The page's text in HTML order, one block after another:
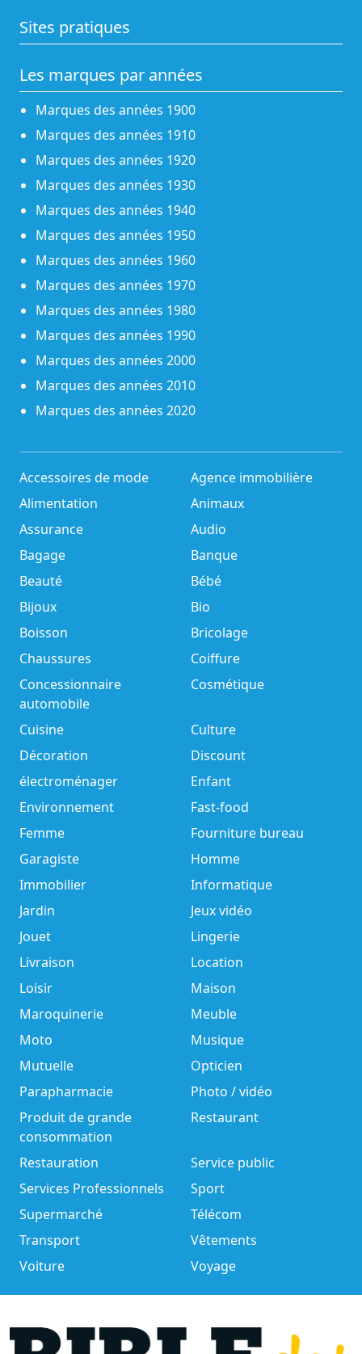
Sites pratiques
Les marques par années
Marques des années 1900
Marques des années 1910
Marques des années 1920
Marques des années 1930
Marques des années 1940
Marques des années 1950
Marques des années 1960
Marques des années 1970
Marques des années 1980
Marques des années 1990
Marques des années 2000
Marques des années 2010
Marques des années 2020
Accessoires de mode
Agence immobilière
Alimentation
Animaux
Assurance
Audio
Bagage
Banque
Beauté
Bébé
Bijoux
Bio
Boisson
Bricolage
Chaussures
Coiffure
Concessionnaire
automobile
Cosmétique
Cuisine
Culture
Décoration
Discount
électroménager
Enfant
Environnement
Fast-food
Femme
Fourniture bureau
Garagiste
Homme
Immobilier
Informatique
Jardin
Jeux vidéo
Jouet
Lingerie
Livraison
Location
Loisir
Maison
Maroquinerie
Meuble
Moto
Musique
Mutuelle
Opticien
Parapharmacie
Photo / vidéo
Produit de grande
consommation
Restaurant
Restauration
Service public
Services Professionnels
Sport
Supermarché
Télécom
Transport
Vêtements
Voiture
Voyage